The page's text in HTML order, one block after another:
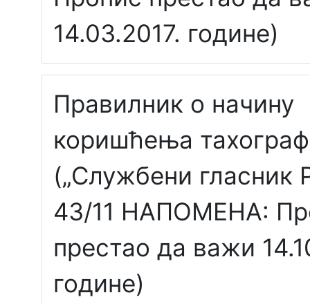
14.03.2017. године)
Правилник о начину
коришћења
(„Службени гласник
43/11 НАПОМЕНА:
престао да важи
године)